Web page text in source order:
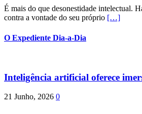
É mais do que desonestidade intelectual.
contra a vontade do seu próprio […]
O Expediente Dia-a-Dia
Inteligência artificial oferece
21 Junho, 2026 0